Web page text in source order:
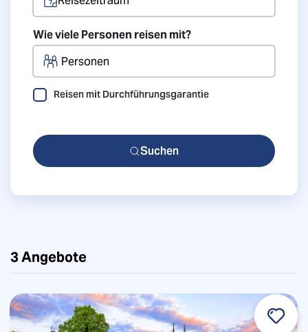
Wie viele Personen reisen mit?
Personen
Reisen mit Durchführungsgarantie
Suchen
3Angebote